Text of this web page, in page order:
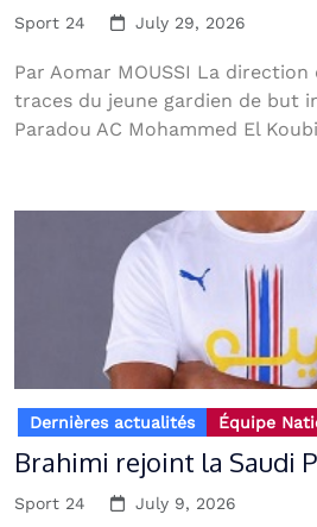
Sport 24 July 29, 2026
Par Aomar MOUSSI La
traces du jeune gardien de but
Paradou AC Mohammed El
Dernières actualités Équipe
Brahimi rejoint la Saudi
Sport 24 July 9, 2026